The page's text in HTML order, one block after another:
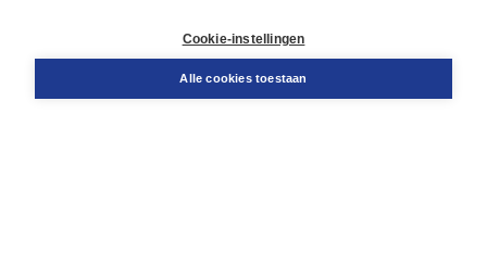
Cookie-instellingen
Alle cookies toestaan